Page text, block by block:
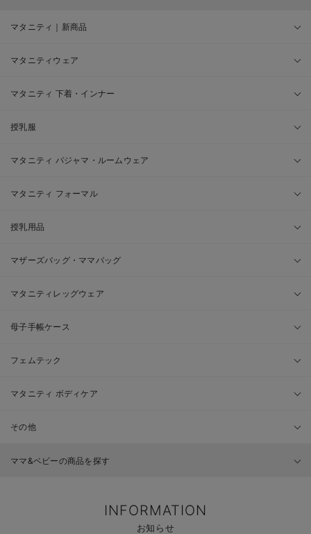
マタニティ｜新商品
マタニティウェア
マタニティ 下着・インナー
授乳服
マタニティ パジャマ・ルームウェア
マタニティ フォーマル
授乳用品
マザーズバッグ・ママバッグ
マタニティレッグウェア
母子手帳ケース
フェムテック
マタニティ ボディケア
その他
ママ&ベビーの商品を探す
INFORMATION
お知らせ